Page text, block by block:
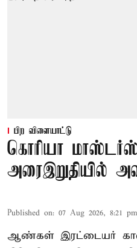
பிற விளையாட்டு
கொரியா
அரைஇறுதியில்
Published on: 07 Aug 2026, 8:21 pm
ஆண்கள் இரட்டையர்